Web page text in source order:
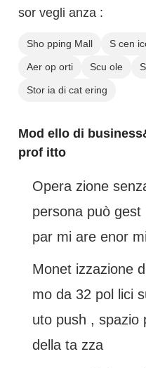
sor vegli anza :
Sho pping Mall S cen
Aer op orti Scu ole
Stor ia di cat ering
Mod ello di
prof itto
Opera zione
persona può
par mi are enor
Monet izzazione
mo da 32 pol lici
uto push , spazio
della ta zza